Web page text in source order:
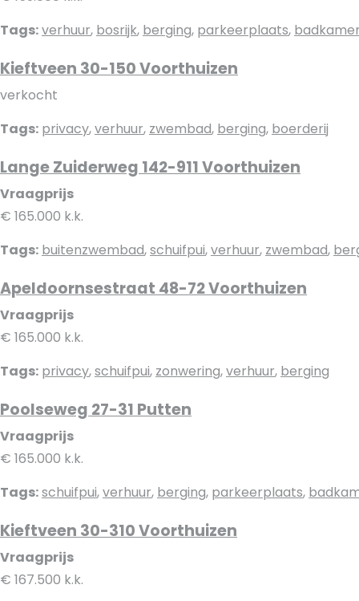
Tags:verhuur, bosrijk, berging, parkeerplaats,
Kieftveen 30-150 Voorthuizen
verkocht
Tags: privacy,verhuur, zwembad, berging, boerderij
Lange Zuiderweg 142-911 Voorthuizen
Vraagprijs
€ 165.000 k.k.
Tags: buitenzwembad,schuifpui,verhuur, zwembad,
Apeldoornsestraat 48-72 Voorthuizen
Vraagprijs
€ 165.000 k.k.
Tags: privacy,schuifpui, zonwering,verhuur, berging
Poolseweg 27-31 Putten
Vraagprijs
€ 165.000 k.k.
Tags:schuifpui,verhuur, berging, parkeerplaats,
Kieftveen 30-310 Voorthuizen
Vraagprijs
€ 167.500 k.k.